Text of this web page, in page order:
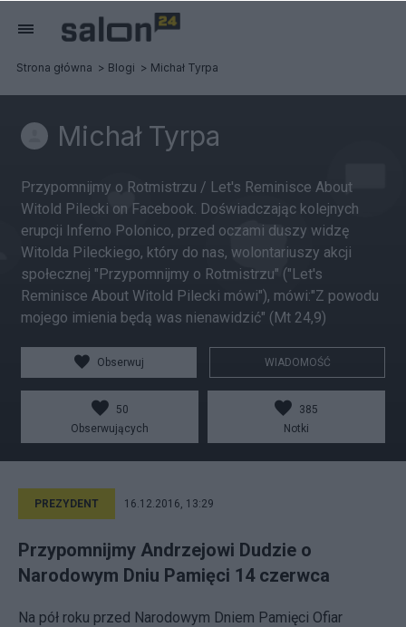
Strona główna Blogi Michał Tyrpa
Michał Tyrpa
Przypomnijmy o Rotmistrzu / Let's Reminisce About
Witold Pilecki on Facebook. Doświadczając kolejnych
erupcji Inferno Polonico, przed oczami duszy widzę
Witolda Pileckiego, który do nas, wolontariuszy akcji
społecznej "Przypomnijmy o Rotmistrzu" ("Let's
Reminisce About Witold Pilecki mówi"), mówi:"Z powodu
mojego imienia będą was nienawidzić" (Mt 24,9)
Obserwuj WIADOMOŚĆ
50
Obserwujących
385
Notki
PREZYDENT 16.12.2016, 13:29
Przypomnijmy Andrzejowi Dudzie o
Narodowym Dniu Pamięci 14 czerwca
Na pół roku przed Narodowym Dniem Pamięci Ofiar